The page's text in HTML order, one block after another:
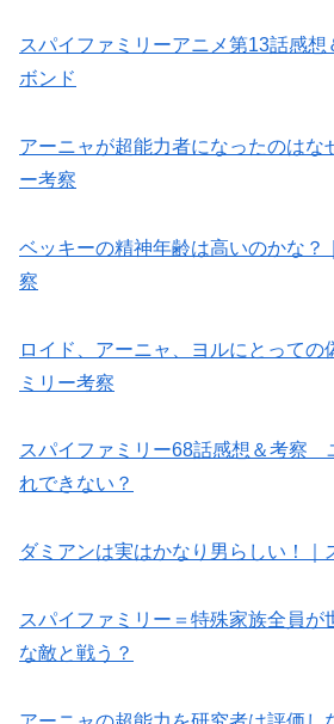
スパイファミリーアニメ第13話感
ボンド
アーニャが超能力者になったのはな
ー考察
ベッキーの精神年齢は高いのかな？
察
ロイド、アーニャ、ヨルにとっての
ミリー考察
スパイファミリー68話感想＆考察
れできない？
ダミアンは実はかなり男らしい！｜
スパイファミリー＝特殊家族全員が
な敵と戦う？